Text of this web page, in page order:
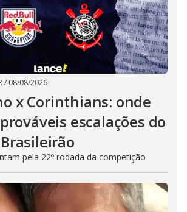
/ 08/08/2026
x Corinthians: onde
escalações do
pela 22º rodada da competição